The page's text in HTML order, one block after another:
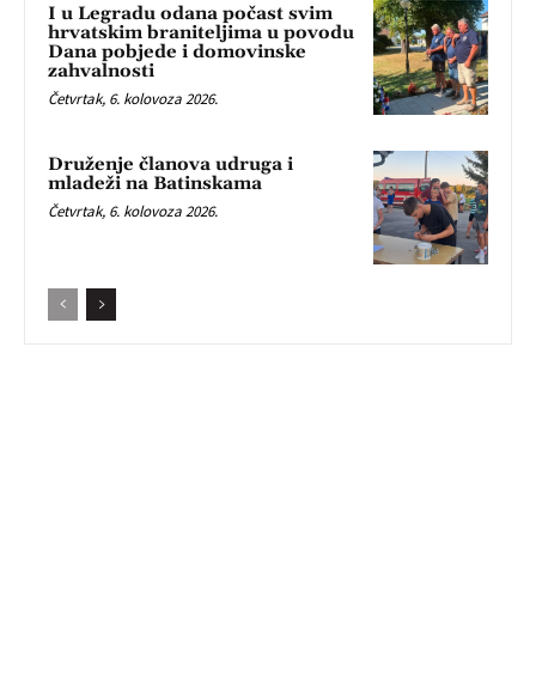
I u Legradu odana počast svim
hrvatskim braniteljima u povodu
Dana pobjede i domovinske
zahvalnosti
Četvrtak, 6. kolovoza 2026.
Druženje članova udruga i
mladeži na Batinskama
Četvrtak, 6. kolovoza 2026.